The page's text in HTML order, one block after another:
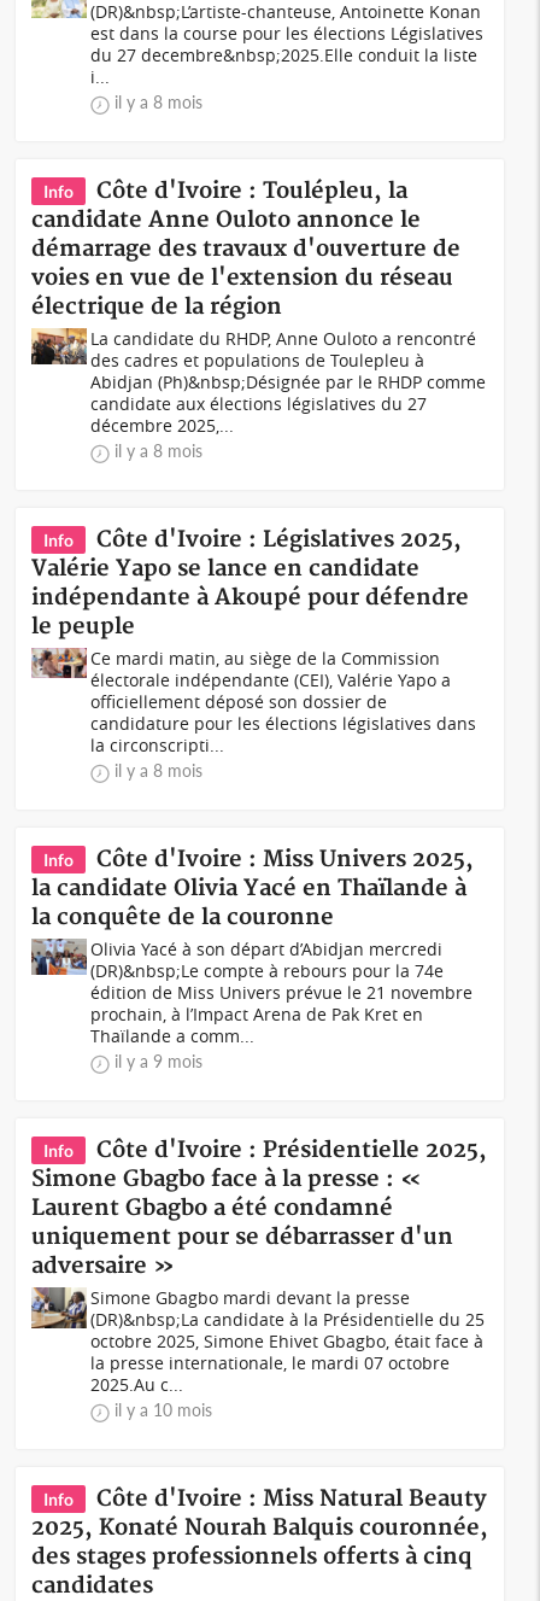
(DR)&nbsp;L’artiste-chanteuse, Antoinette Konan
est dans la course pour les élections Législatives
du 27 decembre&nbsp;2025.Elle conduit la liste
i...
il y a 8 mois
Info
Côte d'Ivoire : Toulépleu, la
candidate Anne Ouloto annonce le
démarrage des travaux d'ouverture de
voies en vue de l'extension du réseau
électrique de la région
La candidate du RHDP, Anne Ouloto a rencontré
des cadres et populations de Toulepleu à
Abidjan (Ph)&nbsp;Désignée par le RHDP comme
candidate aux élections législatives du 27
décembre 2025,...
il y a 8 mois
Info
Côte d'Ivoire : Législatives 2025,
Valérie Yapo se lance en candidate
indépendante à Akoupé pour défendre
le peuple
Ce mardi matin, au siège de la Commission
électorale indépendante (CEI), Valérie Yapo a
officiellement déposé son dossier de
candidature pour les élections législatives dans
la circonscripti...
il y a 8 mois
Info
Côte d'Ivoire : Miss Univers 2025,
la candidate Olivia Yacé en Thaïlande à
la conquête de la couronne
Olivia Yacé à son départ d’Abidjan mercredi
(DR)&nbsp;Le compte à rebours pour la 74e
édition de Miss Univers prévue le 21 novembre
prochain, à l’Impact Arena de Pak Kret en
Thaïlande a comm...
il y a 9 mois
Info
Côte d'Ivoire : Présidentielle 2025,
Simone Gbagbo face à la presse : «
Laurent Gbagbo a été condamné
uniquement pour se débarrasser d'un
adversaire »
Simone Gbagbo mardi devant la presse
(DR)&nbsp;La candidate à la Présidentielle du 25
octobre 2025, Simone Ehivet Gbagbo, était face à
la presse internationale, le mardi 07 octobre
2025.Au c...
il y a 10 mois
Info
Côte d'Ivoire : Miss Natural Beauty
2025, Konaté Nourah Balquis couronnée,
des stages professionnels offerts à cinq
candidates